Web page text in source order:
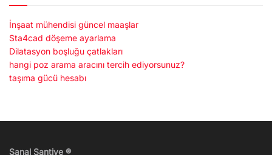
İnşaat mühendisi güncel maaşlar
Sta4cad döşeme ayarlama
Dilatasyon boşluğu çatlakları
hangi poz arama aracını tercih ediyorsunuz?
taşıma gücü hesabı
Sanal Şantiye ®